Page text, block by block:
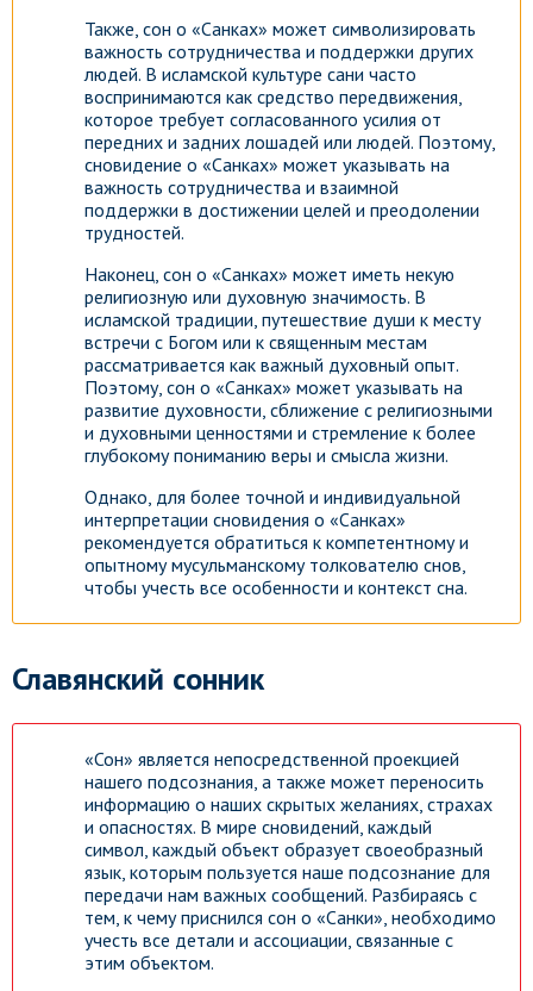
Также, сон о «Санках» может символизировать
важность сотрудничества и поддержки других
людей. В исламской культуре сани часто
воспринимаются как средство передвижения,
которое требует согласованного усилия от
передних и задних лошадей или людей. Поэтому,
сновидение о «Санках» может указывать на
важность сотрудничества и взаимной
поддержки в достижении целей и преодолении
трудностей.
Наконец, сон о «Санках» может иметь некую
религиозную или духовную значимость. В
исламской традиции, путешествие души к месту
встречи с Богом или к священным местам
рассматривается как важный духовный опыт.
Поэтому, сон о «Санках» может указывать на
развитие духовности, сближение с религиозными
и духовными ценностями и стремление к более
глубокому пониманию веры и смысла жизни.
Однако, для более точной и индивидуальной
интерпретации сновидения о «Санках»
рекомендуется обратиться к компетентному и
опытному мусульманскому толкователю снов,
чтобы учесть все особенности и контекст сна.
Славянский сонник
«Сон» является непосредственной проекцией
нашего подсознания, а также может переносить
информацию о наших скрытых желаниях, страхах
и опасностях. В мире сновидений, каждый
символ, каждый объект образует своеобразный
язык, которым пользуется наше подсознание для
передачи нам важных сообщений. Разбираясь с
тем, к чему приснился сон о «Санки», необходимо
учесть все детали и ассоциации, связанные с
этим объектом.